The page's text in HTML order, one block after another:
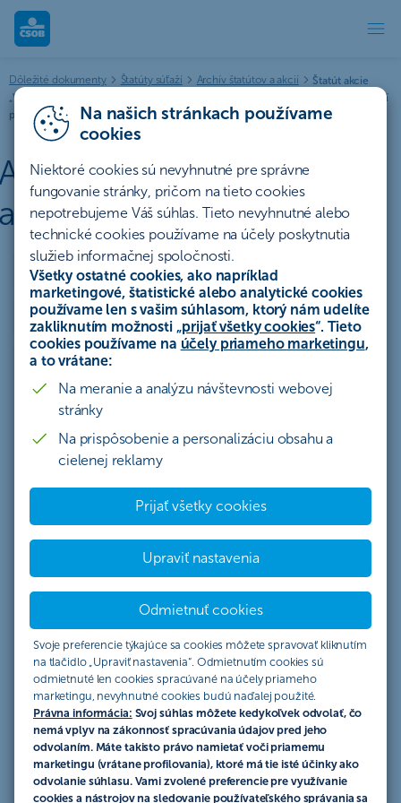
Na našich stránkach používame
cookies
Niektoré cookies sú nevyhnutné pre správne
fungovanie stránky, pričom na tieto cookies
nepotrebujeme Váš súhlas. Tieto nevyhnutné alebo
technické cookies používame na účely poskytnutia
služieb informačnej spoločnosti.
Všetky ostatné cookies, ako napríklad
marketingové, štatistické alebo analytické cookies
používame len s vašim súhlasom, ktorý nám udelíte
zakliknutím možnosti „prijať všetky cookies“. Tieto
cookies používame na účely priameho marketingu,
a to vrátane:
Na meranie a analýzu návštevnosti webovej
stránky
Na prispôsobenie a personalizáciu obsahu a
cielenej reklamy
Prijať všetky cookies
Upraviť nastavenia
Odmietnuť cookies
Svoje preferencie týkajúce sa cookies môžete spravovať kliknutím
na tlačidlo „Upraviť nastavenia“. Odmietnutím cookies sú
odmietnuté len cookies spracúvané na účely priameho
marketingu, nevyhnutné cookies budú naďalej použité.
Právna informácia: Svoj súhlas môžete kedykoľvek odvolať, čo
nemá vplyv na zákonnosť spracúvania údajov pred jeho
odvolaním. Máte takisto právo namietať voči priamemu
marketingu (vrátane profilovania), ktoré má tie isté účinky ako
odvolanie súhlasu. Vami zvolené preferencie pre využívanie
cookies a nástrojov na sledovanie používateľského správania sa
Archív štatútov a akcií | ČSOB
Dôležité dokumenty Štatúty súťaží Archív štatútov a akcií
Štatút akcie
„Vrátenie 1 až 3 anuitných splátok pri refinancovaní hypotéky z inej banky - platí
pre žiadosti podané v období od 01.01.2025 do 31.03.2025“
štatútov súťaží a
Účty a platby Úvery a lízing
Sporenie a investovanie Poistenie Hypotéky
Ostatné Celý archív
Štatút akcie „Vrátenie 1 až 3
anuitných splátok pri refinancovaní
hypotéky z inej banky - platí pre
žiadosti podané v období od
01.01.2025 do 31.03.2025“
Československá obchodná banka, a. s.,
so sídlom Žižkova 11, 811 02 Bratislava, IČO: 36 854
140, zapísaná v obchodnom registri Mestského súdu
Bratislava III, oddiel Sa, vložka č. 4314/B (ďalej len
„ČSOB“) verejne vyhlasuje túto akciu, ktorá sa riadi
výlučne týmto Štatútom akcie (ďalej len „Štatút“), ktorý
popisuje práva a povinnosti účastníkov akcie a pravidlá
tejto akcie (ďalej len „akcia“).